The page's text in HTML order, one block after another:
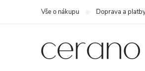
Vše o nákupu Doprava a